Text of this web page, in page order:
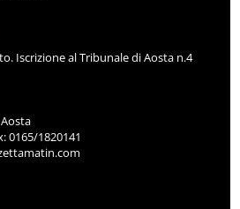
Iscrizione al Tribunale di Aosta n.4
0165/1820141